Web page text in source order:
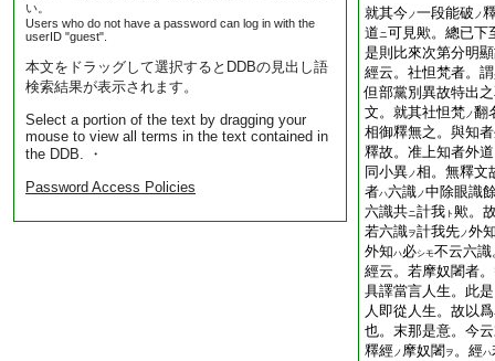
い。
Users who do not have a password can log in with the
userID "guest".
本文をドラッグして選択するとDDBの見出し語
検索結果が表示されます。
Select a portion of the text by dragging your
mouse to view all terms in the text contained in
the DDB. ・
Password Access Policies
就其今ノ一段能破 ノ
道ニ可見歟。總已下
是則比來次第分明
經云。社怛梵者。
但部黨別異故特出
文。就其社怛梵ノ翻
相御釋無之。與知
釋故。准上知者外道
同小異ノ相。無釋文
者ハ六識ノ中除眼識
六識共ニ計我 ト 歟。
若六識ヲ計我先ノ外
外知ハ必シモ不云六
經云。若摩奴闍者
具譯當言人生。此
人即從人生。故以
也。末那是意。今
釋經ノ 摩奴闍 ヲ 。經ハ